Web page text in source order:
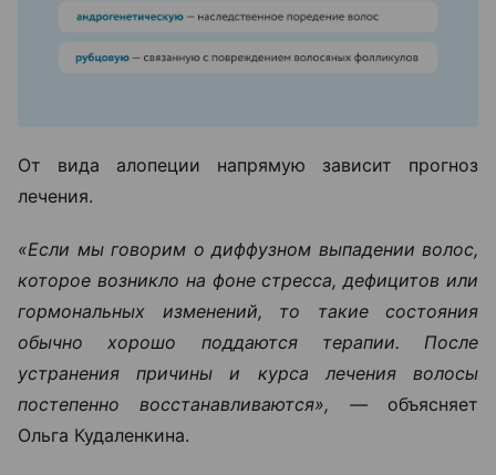
От вида алопеции напрямую зависит прогноз
лечения.
«Если мы говорим о диффузном выпадении волос,
которое возникло на фоне стресса, дефицитов или
гормональных изменений, то такие состояния
обычно хорошо поддаются терапии. После
устранения причины и курса лечения волосы
постепенно восстанавливаются», —объясняет
Ольга Кудаленкина.